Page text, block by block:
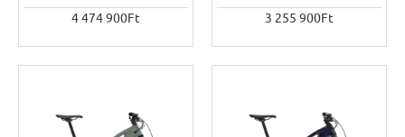
4 474 900Ft 3 255 900Ft